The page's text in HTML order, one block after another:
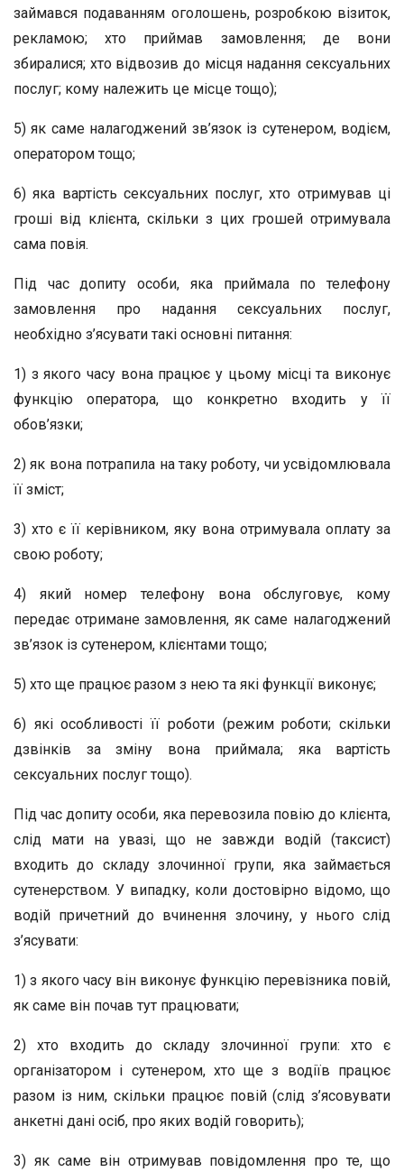
займався подаванням оголошень, розробкою візиток,
рекламою; хто приймав замовлення; де вони
збиралися; хто відвозив до місця надання сексуальних
послуг; кому належить це місце тощо);
5) як саме налагоджений зв’язок із сутенером, водієм,
оператором тощо;
6) яка вартість сексуальних послуг, хто отримував ці
гроші від клієнта, скільки з цих грошей отримувала
сама повія.
Під час допиту особи, яка приймала по телефону
замовлення про надання сексуальних послуг,
необхідно з’ясувати такі основні питання:
1) з якого часу вона працює у цьому місці та виконує
функцію оператора, що конкретно входить у її
обов’язки;
2) як вона потрапила на таку роботу, чи усвідомлювала
її зміст;
3) хто є її керівником, яку вона отримувала оплату за
свою роботу;
4) який номер телефону вона обслуговує, кому
передає отримане замовлення, як саме налагоджений
зв’язок із сутенером, клієнтами тощо;
5) хто ще працює разом з нею та які функції виконує;
6) які особливості її роботи (режим роботи; скільки
дзвінків за зміну вона приймала; яка вартість
сексуальних послуг тощо).
Під час допиту особи, яка перевозила повію до клієнта,
слід мати на увазі, що не завжди водій (таксист)
входить до складу злочинної групи, яка займається
сутенерством. У випадку, коли достовірно відомо, що
водій причетний до вчинення злочину, у нього слід
з’ясувати:
1) з якого часу він виконує функцію перевізника повій,
як саме він почав тут працювати;
2) хто входить до складу злочинної групи: хто є
організатором і сутенером, хто ще з водіїв працює
разом із ним, скільки працює повій (слід з’ясовувати
анкетні дані осіб, про яких водій говорить);
3) як саме він отримував повідомлення про те, що